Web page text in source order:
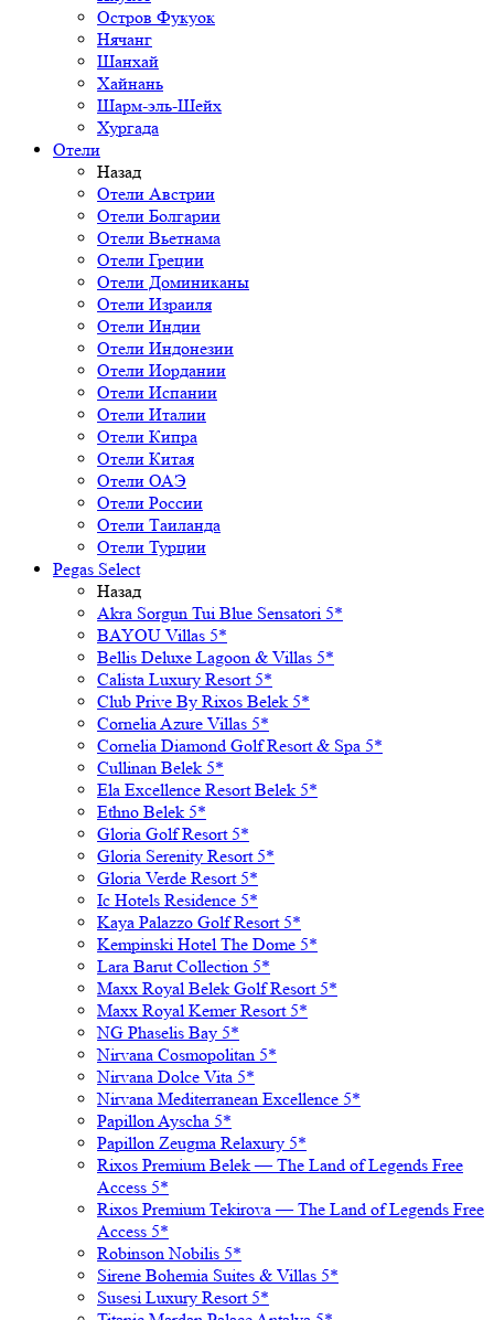
Остров Фукуок
Нячанг
Шанхай
Хайнань
Шарм-эль-Шейх
Хургада
Отели
Назад
Отели Австрии
Отели Болгарии
Отели Вьетнама
Отели Греции
Отели Доминиканы
Отели Израиля
Отели Индии
Отели Индонезии
Отели Иордании
Отели Испании
Отели Италии
Отели Кипра
Отели Китая
Отели ОАЭ
Отели России
Отели Таиланда
Отели Турции
Pegas Select
Назад
Akra Sorgun Tui Blue Sensatori 5*
BAYOU Villas 5*
Bellis Deluxe Lagoon & Villas 5*
Calista Luxury Resort 5*
Club Prive By Rixos Belek 5*
Cornelia Azure Villas 5*
Cornelia Diamond Golf Resort & Spa 5*
Cullinan Belek 5*
Ela Excellence Resort Belek 5*
Ethno Belek 5*
Gloria Golf Resort 5*
Gloria Serenity Resort 5*
Gloria Verde Resort 5*
Ic Hotels Residence 5*
Kaya Palazzo Golf Resort 5*
Kempinski Hotel The Dome 5*
Lara Barut Collection 5*
Maxx Royal Belek Golf Resort 5*
Maxx Royal Kemer Resort 5*
NG Phaselis Bay 5*
Nirvana Cosmopolitan 5*
Nirvana Dolce Vita 5*
Nirvana Mediterranean Excellence 5*
Papillon Ayscha 5*
Papillon Zeugma Relaxury 5*
Rixos Premium Belek — The Land of Legends Free
Access 5*
Rixos Premium Tekirova — The Land of Legends Free
Access 5*
Robinson Nobilis 5*
Sirene Bohemia Suites & Villas 5*
Susesi Luxury Resort 5*